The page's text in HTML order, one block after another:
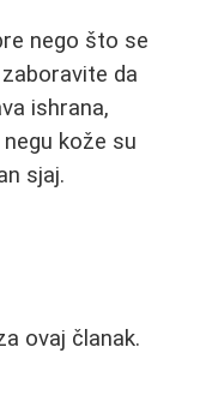
nego što se
da
ishrana,
kože su
sjaj.
ovaj članak.